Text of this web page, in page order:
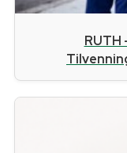
RUTH